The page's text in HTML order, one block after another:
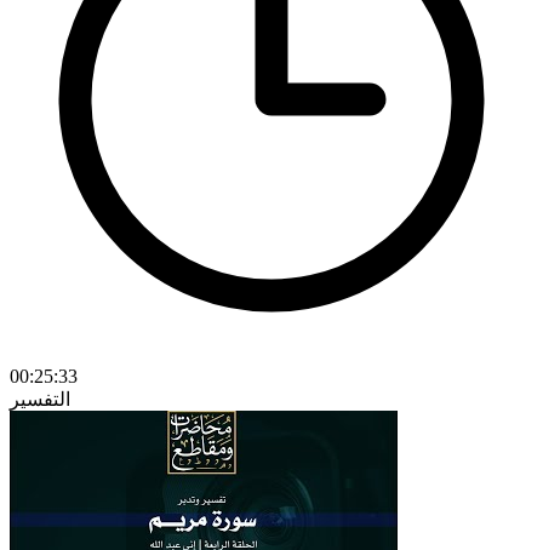
00:25:33
التفسير